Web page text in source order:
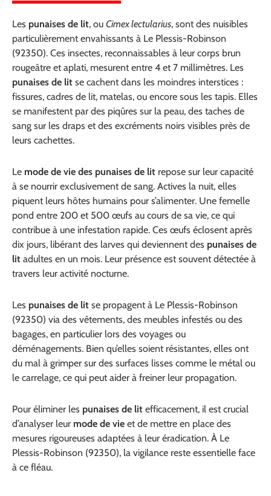
Les punaises de lit, ou Cimex lectularius, sont des nuisibles
particulièrement envahissants à Le Plessis-Robinson
(92350). Ces insectes, reconnaissables à leur corps brun
rougeâtre et aplati, mesurent entre 4 et 7 millimètres. Les
punaises de lit se cachent dans les moindres interstices :
fissures, cadres de lit, matelas, ou encore sous les tapis. Elles
se manifestent par des piqûres sur la peau, des taches de
sang sur les draps et des excréments noirs visibles près de
leurs cachettes.
Le mode de vie des punaises de lit repose sur leur capacité
à se nourrir exclusivement de sang. Actives la nuit, elles
piquent leurs hôtes humains pour s’alimenter. Une femelle
pond entre 200 et 500 œufs au cours de sa vie, ce qui
contribue à une infestation rapide. Ces œufs éclosent après
dix jours, libérant des larves qui deviennent des punaises de
lit adultes en un mois. Leur présence est souvent détectée à
travers leur activité nocturne.
Les punaises de lit se propagent à Le Plessis-Robinson
(92350) via des vêtements, des meubles infestés ou des
bagages, en particulier lors des voyages ou
déménagements. Bien qu’elles soient résistantes, elles ont
du mal à grimper sur des surfaces lisses comme le métal ou
le carrelage, ce qui peut aider à freiner leur propagation.
Pour éliminer les punaises de lit efficacement, il est crucial
d’analyser leur mode de vie et de mettre en place des
mesures rigoureuses adaptées à leur éradication. À Le
Plessis-Robinson (92350), la vigilance reste essentielle face
à ce fléau.